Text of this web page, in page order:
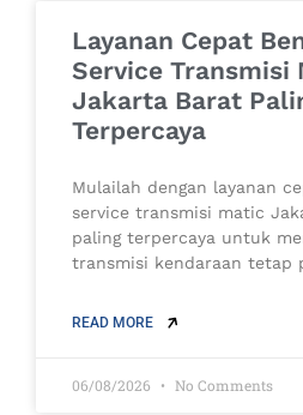
Layanan Cepat
Service Transmisi
Jakarta Barat
Terpercaya
Mulailah dengan layanan
service transmisi matic
paling terpercaya untuk
transmisi kendaraan tetap
READ MORE
06/08/2026 No Comments